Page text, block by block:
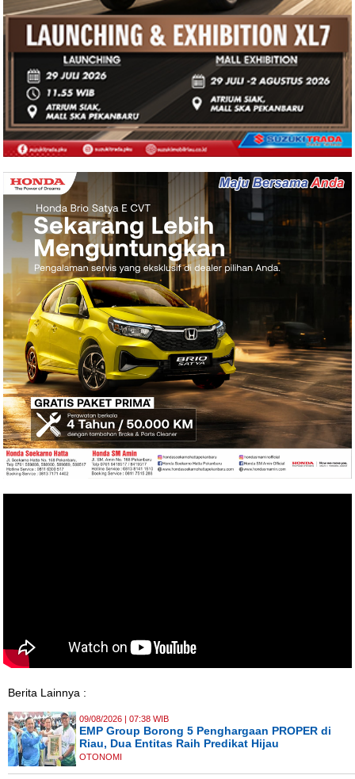
Berita Lainnya :
09/08/2026 | 07:38 WIB
EMP Group Borong 5 Penghargaan PROPER di
Riau, Dua Entitas Raih Predikat Hijau
OTONOMI